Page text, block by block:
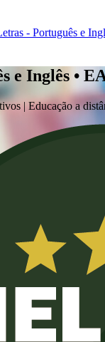
- Português e
e Inglês •
| Educação a